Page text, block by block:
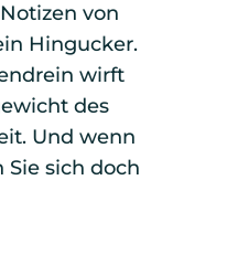
von
Hingucker.
wirft
des
Und wenn
Sie sich doch